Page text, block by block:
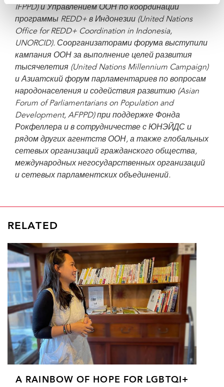
IFPPD)и Управлением ООН по координации
программы REDD+ в Индонезии (United Nations
Office for REDD+ Coordination in Indonesia,
UNORCID). Соорганизаторами форума выступили
кампания ООН за выполнение целей развития
тысячелетия (United Nations Millennium Campaign)
и Азиатский форум парламентариев по вопросам
народонаселения и содействия развитию (Asian
Forum of Parliamentarians on Population and
Development, AFPPD) при поддержке Фонда
Рокфеллера и в сотрудничестве с ЮНЭЙДС и
рядом других агентств ООН, а также глобальных
сетевых организаций гражданского общества,
международных негосударственных организаций
и сетевых парламентских объединений.
RELATED
A RAINBOW OF HOPE FOR LGBTQI+